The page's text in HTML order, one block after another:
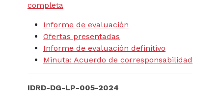
completa
Informe de evaluación
Ofertas presentadas
Informe de evaluación definitivo
Minuta: Acuerdo de corresponsabilidad
IDRD-DG-LP-005-2024